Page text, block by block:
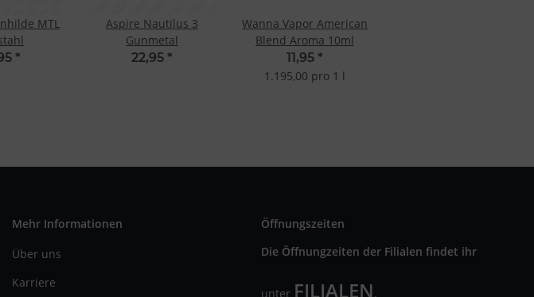
MTL
*
Aspire Nautilus 3
Gunmetal
22,95 *
Wanna Vapor American
Blend Aroma 10ml
11,95 *
1.195,00 pro 1 l
Mehr Informationen
Über uns
Karriere
Öffnungszeiten
Die Öffnungzeiten der Filialen findet ihr
unter FILIALEN.